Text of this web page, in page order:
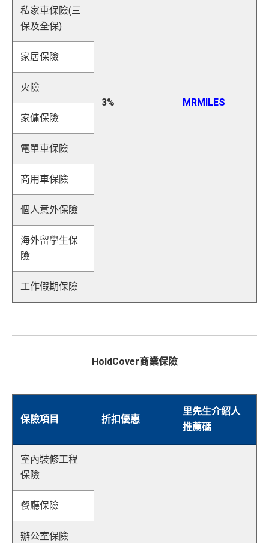
3% MRMILES
私家車保險(三
保及全保)
家居保險
火險
家傭保險
電單車保險
商用車保險
個人意外保險
海外留學生保
險
工作假期保險
HoldCover商業保險
保險項目 折扣優惠
里先生介紹人
推薦碼
室內裝修工程
保險
餐廳保險
辦公室保險